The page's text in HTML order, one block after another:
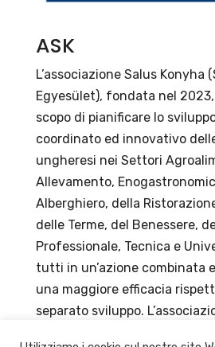
ASK
L’associazione Salus Konyha
Egyesület), fondata nel
scopo di pianificare lo
coordinato ed innovativo
ungheresi nei Settori
Allevamento,
Alberghiero, della
delle Terme, del Benessere,
Professionale, Tecnica e
tutti in un’azione combinata
una maggiore efficacia
separato sviluppo.